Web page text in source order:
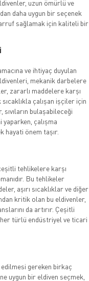
uzun ömürlü ve
daha uygun bir seçenek
sağlamak için kaliteli bir
ve ihtiyaç duyulan
mekanik darbelere
zararlı maddelere karşı
çalışan işçiler için
bulaşabileceği
çalışma
hayati önem taşır.
tehlikelere karşı
Bu tehlikeler
aşırı sıcaklıklar ve diğer
kritik olan bu eldivenler,
da artırır. Çeşitli
türlü endüstriyel ve ticari
gereken birkaç
uygun bir eldiven seçmek,